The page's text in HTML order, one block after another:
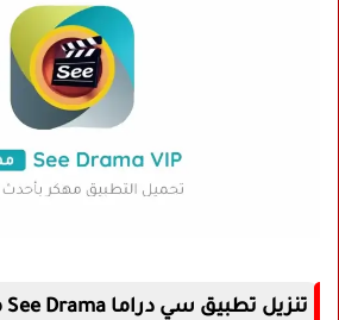
تنزيل تطبيق سي دراما See Drama مهكر